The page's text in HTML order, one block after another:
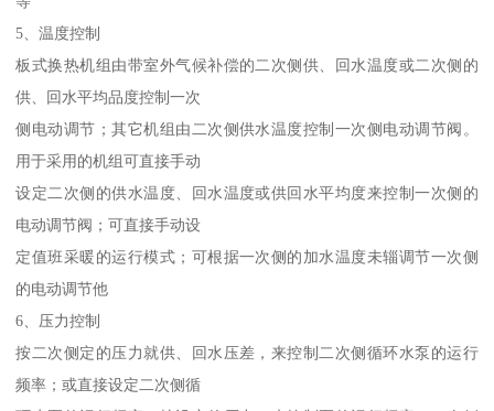
5、温度控制
板式换热机组由带室外气候补偿的二次侧供、回水温度或二次侧的
供、回水平均品度控制一次
侧电动调节；其它机组由二次侧供水温度控制一次侧电动调节阀。
用于采用的机组可直接手动
设定二次侧的供水温度、回水温度或供回水平均度来控制一次侧的
电动调节阀；可直接手动设
定值班采暖的运行模式；可根据一次侧的加水温度未辎调节一次侧
的电动调节他
6、压力控制
按二次侧定的压力就供、回水压差，来控制二次侧循环水泵的运行
频率；或直接设定二次侧循